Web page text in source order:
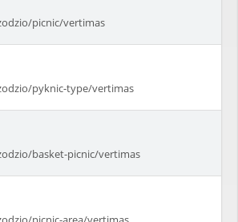
picnic/vertimas
pyknic-type/vertimas
basket-picnic/vertimas